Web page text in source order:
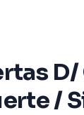
/